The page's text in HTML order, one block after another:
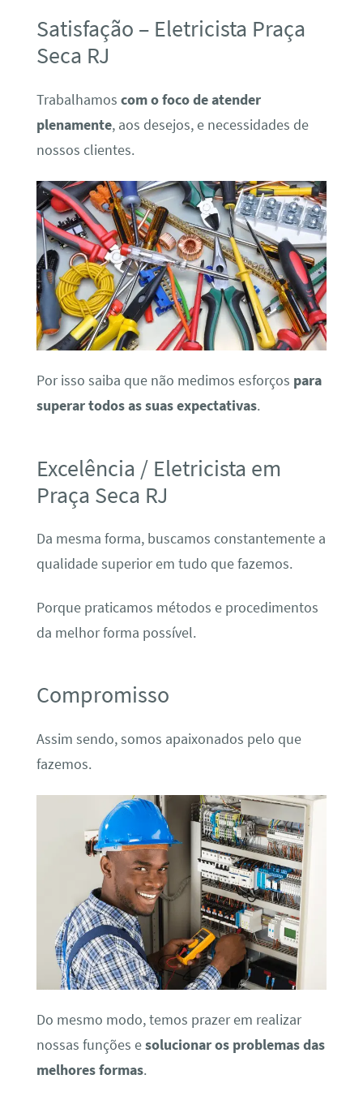
Satisfação – Eletricista Praça
Seca RJ
Trabalhamos com o foco de atender
plenamente, aos desejos, e necessidades de
nossos clientes.
Por isso saiba que não medimos esforços para
superar todos as suas expectativas.
Excelência / Eletricista em
Praça Seca RJ
Da mesma forma, buscamos constantemente a
qualidade superior em tudo que fazemos.
Porque praticamos métodos e procedimentos
da melhor forma possível.
Compromisso
Assim sendo, somos apaixonados pelo que
fazemos.
Do mesmo modo, temos prazer em realizar
nossas funções esolucionar os problemas das
melhores formas.